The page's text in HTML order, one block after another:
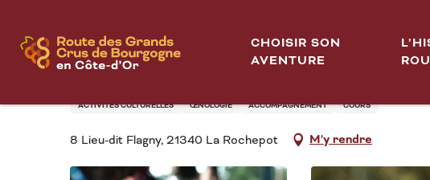
contenu
principal
CHOISIR SON
AVENTURE
LES DIVINES
ACTIVITÉS CULTURELLES ŒNOLOGIE ACCOMPAGNEMENT COURS
8 Lieu-dit Flagny, 21340 La Rochepot M'y rendre